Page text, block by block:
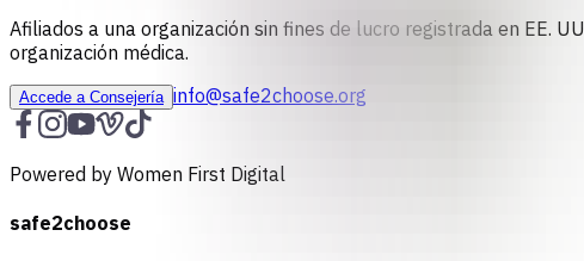
Afiliados a una organización sin fines de lucro registrada en EE.
organización médica.
Accede a Consejería info@safe2choose.org
Powered by Women First Digital
safe2choose